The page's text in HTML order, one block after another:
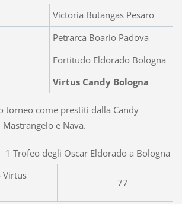
Victoria Butangas Pesaro
Petrarca Boario Padova
Fortitudo Eldorado Bologna
Virtus Candy Bologna
torneo come prestiti dalla Candy
e Nava.
1 Trofeo degli Oscar Eldorado a Bologna
Virtus
77